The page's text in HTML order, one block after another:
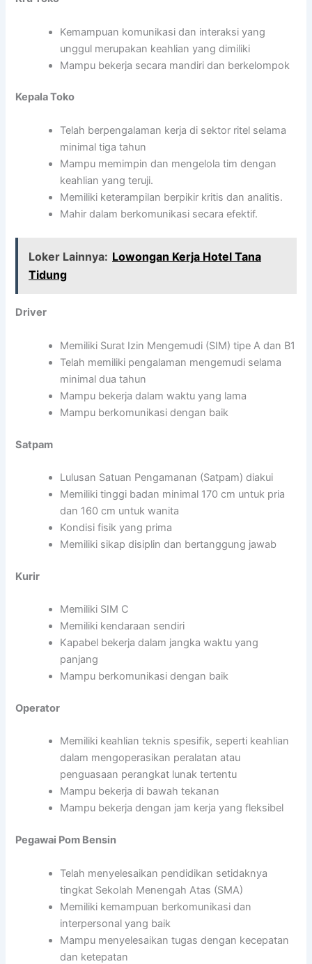
Kemampuan komunikasi dan interaksi yang
unggul merupakan keahlian yang dimiliki
Mampu bekerja secara mandiri dan berkelompok
Kepala Toko
Telah berpengalaman kerja di sektor ritel selama
minimal tiga tahun
Mampu memimpin dan mengelola tim dengan
keahlian yang teruji.
Memiliki keterampilan berpikir kritis dan analitis.
Mahir dalam berkomunikasi secara efektif.
Loker Lainnya: Lowongan Kerja Hotel Tana
Tidung
Driver
Memiliki Surat Izin Mengemudi (SIM) tipe A dan B1
Telah memiliki pengalaman mengemudi selama
minimal dua tahun
Mampu bekerja dalam waktu yang lama
Mampu berkomunikasi dengan baik
Satpam
Lulusan Satuan Pengamanan (Satpam) diakui
Memiliki tinggi badan minimal 170 cm untuk pria
dan 160 cm untuk wanita
Kondisi fisik yang prima
Memiliki sikap disiplin dan bertanggung jawab
Kurir
Memiliki SIM C
Memiliki kendaraan sendiri
Kapabel bekerja dalam jangka waktu yang
panjang
Mampu berkomunikasi dengan baik
Operator
Memiliki keahlian teknis spesifik, seperti keahlian
dalam mengoperasikan peralatan atau
penguasaan perangkat lunak tertentu
Mampu bekerja di bawah tekanan
Mampu bekerja dengan jam kerja yang fleksibel
Pegawai Pom Bensin
Telah menyelesaikan pendidikan setidaknya
tingkat Sekolah Menengah Atas (SMA)
Memiliki kemampuan berkomunikasi dan
interpersonal yang baik
Mampu menyelesaikan tugas dengan kecepatan
dan ketepatan